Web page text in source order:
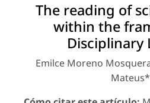
The reading of
within the
Disciplinary
Emilce Moreno